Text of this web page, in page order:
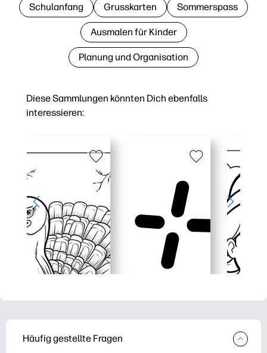
Diese Sammlungen könnten Dich ebenfalls
interessieren:
Schulanfang Grusskarten Sommerspass
Ausmalen für Kinder
Planung und Organisation
Häufig gestellte Fragen